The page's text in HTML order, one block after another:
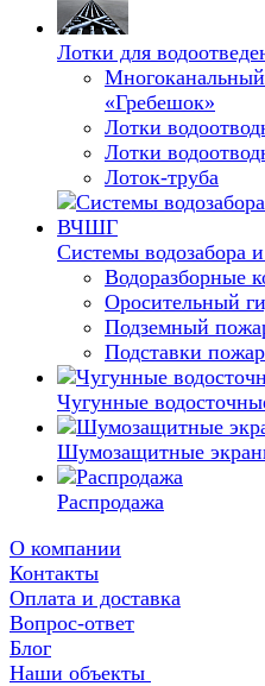
Лотки для
«Гребешок»
Лотки
Лотки
Лоток-труба
Системы
Водоразборные
Оросительный
Подземный
Подставки
Чугунные
Шумозащитные
Распродажа
О компании
Контакты
Оплата и доставка
Вопрос-ответ
Блог
Наши объекты